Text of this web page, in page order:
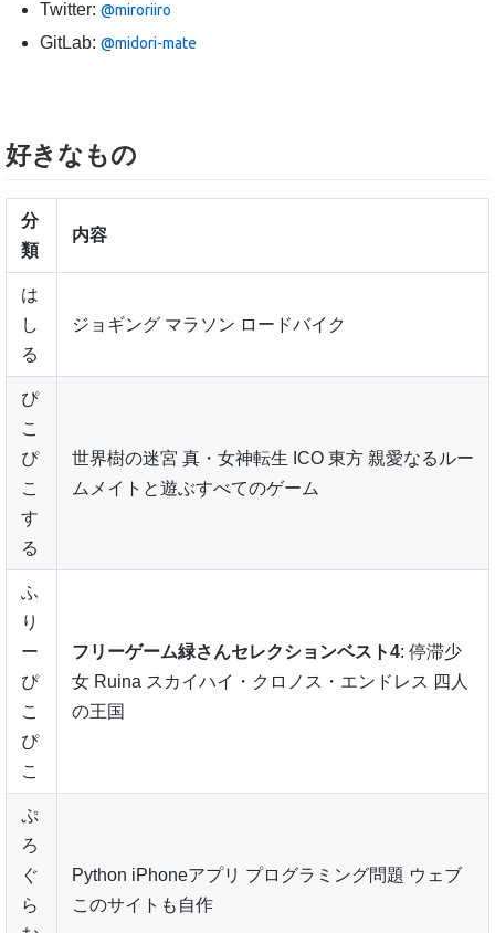
Twitter: @miroriiro
GitLab: @midori-mate
好きなもの
分
類
内容
は
し
る
ジョギング マラソン ロードバイク
ぴ
こ
ぴ
こ
す
る
世界樹の迷宮 真・女神転生 ICO 東方 親愛なるルー
ムメイトと遊ぶすべてのゲーム
ふ
り
ー
ぴ
こ
ぴ
こ
フリーゲーム緑さんセレクションベスト4: 停滞少
女 Ruina スカイハイ・クロノス・エンドレス 四人
の王国
ぷ
ろ
ぐ
ら
Python iPhoneアプリ プログラミング問題 ウェブ
このサイトも自作